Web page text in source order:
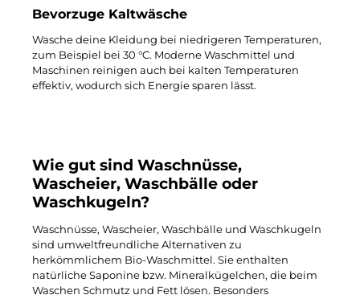
Bevorzuge Kaltwäsche
Wasche deine Kleidung bei niedrigeren Temperaturen,
zum Beispiel bei 30 °C. Moderne Waschmittel und
Maschinen reinigen auch bei kalten Temperaturen
effektiv, wodurch sich Energie sparen lässt.
Wie gut sind Waschnüsse,
Wascheier, Waschbälle oder
Waschkugeln?
Waschnüsse, Wascheier, Waschbälle und Waschkugeln
sind umweltfreundliche Alternativen zu
herkömmlichem Bio-Waschmittel. Sie enthalten
natürliche Saponine bzw. Mineralkügelchen, die beim
Waschen Schmutz und Fett lösen. Besonders